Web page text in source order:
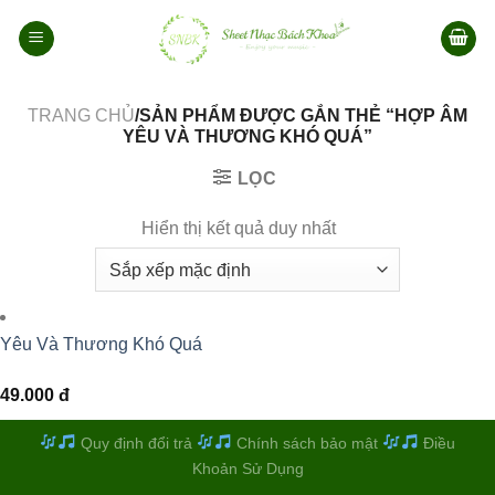
qua
TRANG CHỦ/SẢN PHẨM ĐƯỢC GẮN THẺ “HỢP ÂM
YÊU VÀ THƯƠNG KHÓ QUÁ”
LỌC
Hiển thị kết quả duy nhất
Yêu Và Thương Khó Quá
49.000 đ
Quy định đổi trả Chính sách bảo mật
Điều
Khoản Sử Dụng